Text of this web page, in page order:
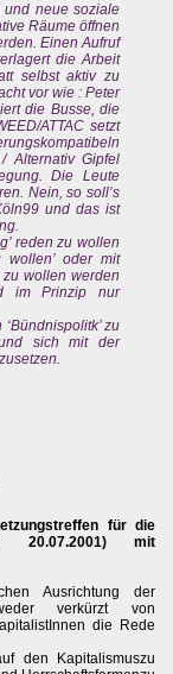
und neue soziale
Räume öffnen
Einen Aufruf
die Arbeit
selbst aktiv zu
vor wie : Peter
die Busse, die
ATTAC setzt
Alternativ Gipfel
Die Leute
Nein, so soll’s
und das ist
reden zu wollen
wollen’ oder mit
wollen werden
im Prinzip nur
zu
sich mit der
für die
20.07.2001) mit
Ausrichtung der
verkürzt von
die Rede
den Kapitalismuszu